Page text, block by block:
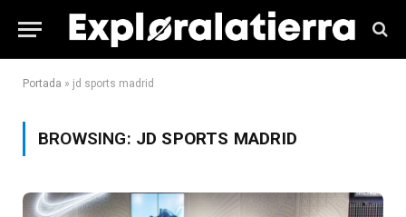
Portada » jd sports madrid
BROWSING: JD SPORTS MADRID